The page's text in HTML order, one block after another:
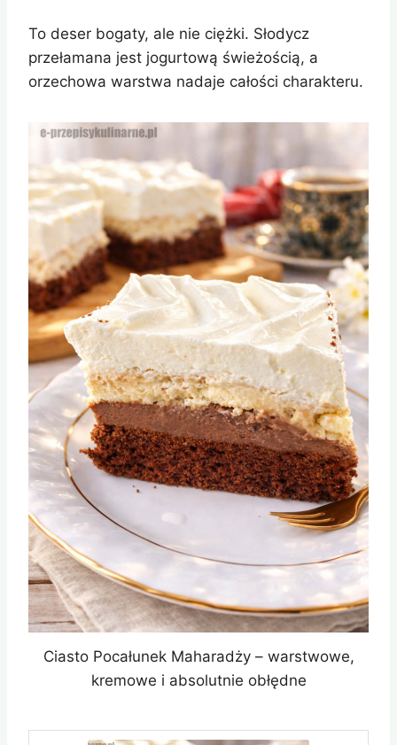
To deser bogaty, ale nie ciężki. Słodycz
przełamana jest jogurtową świeżością, a
orzechowa warstwa nadaje całości charakteru.
Ciasto Pocałunek Maharadży – warstwowe,
kremowe i absolutnie obłędne